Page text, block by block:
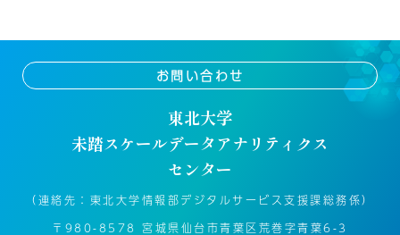
お問い合わせ
東北大学
未踏スケールデータアナリティクス
センター
（連絡先：東北大学情報部デジタルサービス支援課総務係）
〒980-8578 宮城県仙台市青葉区荒巻字青葉6-3